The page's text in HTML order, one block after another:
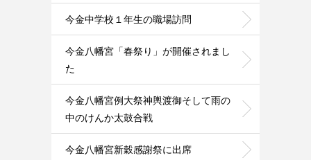
今金中学校１年生の職場訪問
今金八幡宮「春祭り」が開催されまし
た
今金八幡宮例大祭神輿渡御そして雨の
中のけんか太鼓合戦
今金八幡宮新穀感謝祭に出席